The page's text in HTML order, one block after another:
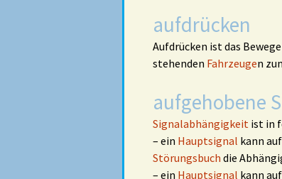
aufdrücken
Aufdrücken ist das
stehenden Fahrzeugen
aufgehobene
Signalabhängigkeit ist in
– ein Hauptsignal kann
Störungsbuch die
– ein Hauptsignal kann